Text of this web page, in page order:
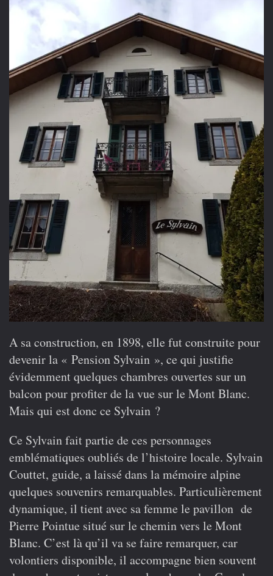
A sa construction, en 1898, elle fut construite pour
devenir la « Pension Sylvain », ce qui justifie
évidemment quelques chambres ouvertes sur un
balcon pour profiter de la vue sur le Mont Blanc.
Mais qui est donc ce Sylvain ?
Ce Sylvain fait partie de ces personnages
emblématiques oubliés de l’histoire locale. Sylvain
Couttet, guide, a laissé dans la mémoire alpine
quelques souvenirs remarquables. Particulièrement
dynamique, il tient avec sa femme le pavillon de
Pierre Pointue situé sur le chemin vers le Mont
Blanc. C’est là qu’il va se faire remarquer, car
volontiers disponible, il accompagne bien souvent